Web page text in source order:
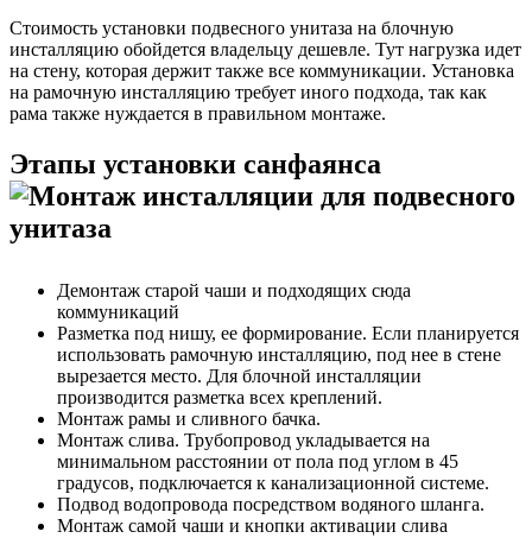
Стоимость установки подвесного унитаза на блочную
инсталляцию обойдется владельцу дешевле. Тут нагрузка идет
на стену, которая держит также все коммуникации. Установка
на рамочную инсталляцию требует иного подхода, так как
рама также нуждается в правильном монтаже.
Этапы установки санфаянса
Демонтаж старой чаши и подходящих сюда
коммуникаций
Разметка под нишу, ее формирование. Если планируется
использовать рамочную инсталляцию, под нее в стене
вырезается место. Для блочной инсталляции
производится разметка всех креплений.
Монтаж рамы и сливного бачка.
Монтаж слива. Трубопровод укладывается на
минимальном расстоянии от пола под углом в 45
градусов, подключается к канализационной системе.
Подвод водопровода посредством водяного шланга.
Монтаж самой чаши и кнопки активации слива